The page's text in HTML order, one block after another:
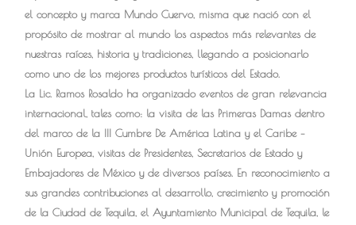
el concepto y marca Mundo Cuervo, misma que nació con el
propósito de mostrar al mundo los aspectos más relevantes de
nuestras raíces, historia y tradiciones, llegando a posicionarlo
como uno de los mejores productos turísticos del Estado.
La Lic. Ramos Rosaldo ha organizado eventos de gran relevancia
internacional, tales como: la visita de las Primeras Damas dentro
del marco de la III Cumbre De América Latina y el Caribe –
Unión Europea, visitas de Presidentes, Secretarios de Estado y
Embajadores de México y de diversos países. En reconocimiento a
sus grandes contribuciones al desarrollo, crecimiento y promoción
de la Ciudad de Tequila, el Ayuntamiento Municipal de Tequila, le